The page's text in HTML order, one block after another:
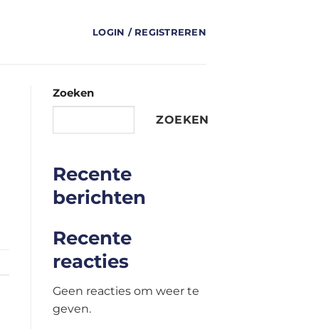
LOGIN / REGISTREREN
Zoeken
ZOEKEN
Recente
berichten
Recente
reacties
Geen reacties om weer te
geven.